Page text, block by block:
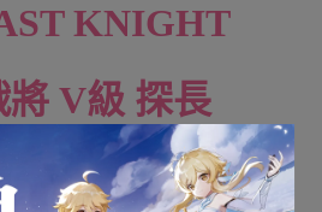
KNIGHT
將 V級 探長
HOUND